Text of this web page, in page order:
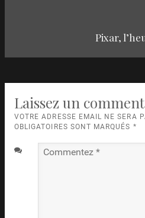
articlesPixar,
Laissez un
VOTRE ADRESSE EMAIL NE SERA
OBLIGATOIRES SONT MARQUÉS *
Commentez